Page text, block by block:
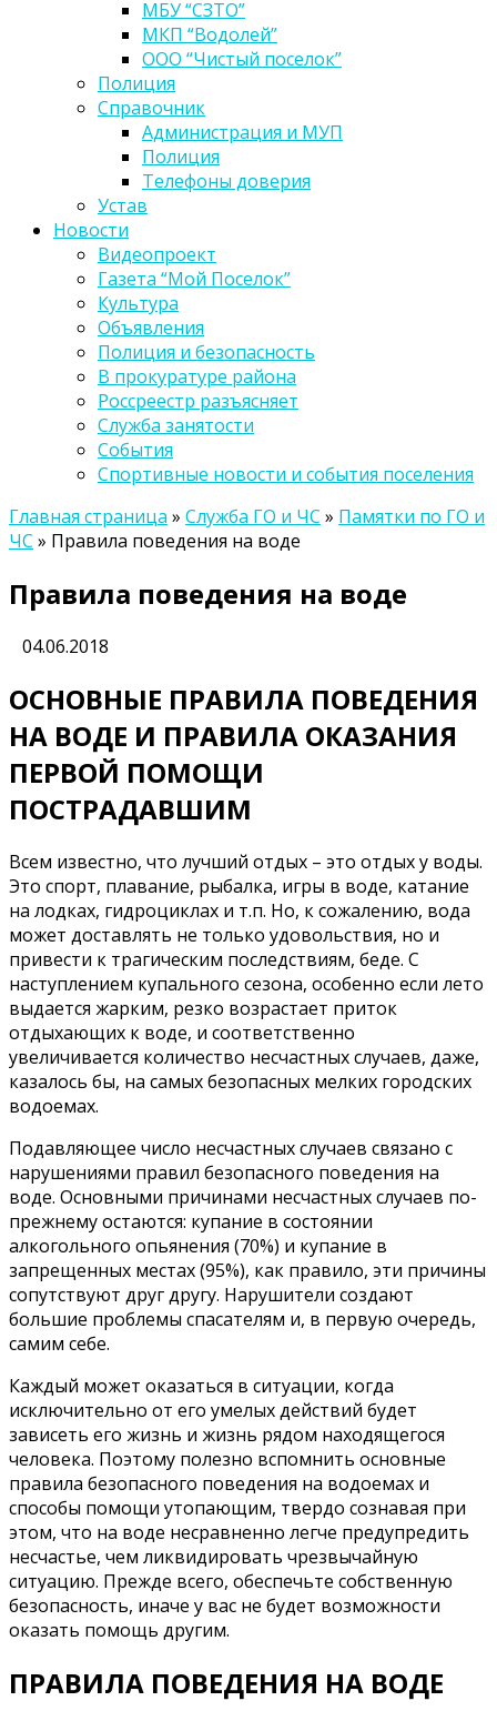
МБУ “СЗТО”
МКП “Водолей”
ООО “Чистый поселок”
Полиция
Справочник
Администрация и МУП
Полиция
Телефоны доверия
Устав
Новости
Видеопроект
Газета “Мой Поселок”
Культура
Объявления
Полиция и безопасность
В прокуратуре района
Россреестр разъясняет
Служба занятости
События
Спортивные новости и события поселения
Главная страница » Служба ГО и ЧС » Памятки по ГО и
ЧС » Правила поведения на воде
Правила поведения на воде
04.06.2018
ОСНОВНЫЕ ПРАВИЛА ПОВЕДЕНИЯ
НА ВОДЕ И ПРАВИЛА ОКАЗАНИЯ
ПЕРВОЙ ПОМОЩИ
ПОСТРАДАВШИМ
Всем известно, что лучший отдых – это отдых у воды.
Это спорт, плавание, рыбалка, игры в воде, катание
на лодках, гидроциклах и т.п. Но, к сожалению, вода
может доставлять не только удовольствия, но и
привести к трагическим последствиям, беде. С
наступлением купального сезона, особенно если лето
выдается жарким, резко возрастает приток
отдыхающих к воде, и соответственно
увеличивается количество несчастных случаев, даже,
казалось бы, на самых безопасных мелких городских
водоемах.
Подавляющее число несчастных случаев связано с
нарушениями правил безопасного поведения на
воде. Основными причинами несчастных случаев по-
прежнему остаются: купание в состоянии
алкогольного опьянения (70%) и купание в
запрещенных местах (95%), как правило, эти причины
сопутствуют друг другу. Нарушители создают
большие проблемы спасателям и, в первую очередь,
самим себе.
Каждый может оказаться в ситуации, когда
исключительно от его умелых действий будет
зависеть его жизнь и жизнь рядом находящегося
человека. Поэтому полезно вспомнить основные
правила безопасного поведения на водоемах и
способы помощи утопающим, твердо сознавая при
этом, что на воде несравненно легче предупредить
несчастье, чем ликвидировать чрезвычайную
ситуацию. Прежде всего, обеспечьте собственную
безопасность, иначе у вас не будет возможности
оказать помощь другим.
ПРАВИЛА ПОВЕДЕНИЯ НА ВОДЕ